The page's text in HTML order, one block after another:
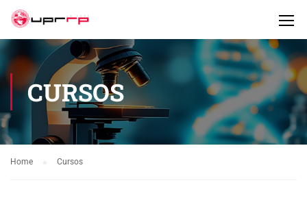
CURSOS
Home Cursos